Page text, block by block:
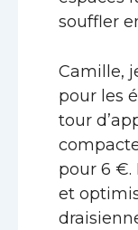
souffler
Camille,
pour les
tour
pour 6 €.
et